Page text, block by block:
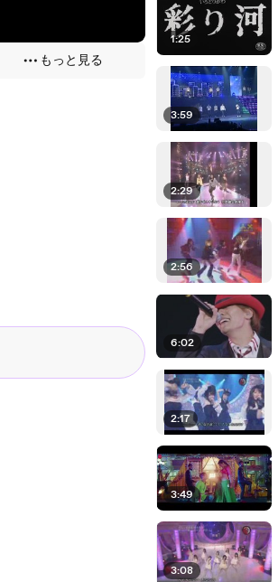
もっと見る
1:25
3:59
2:29
2:56
6:02
2:17
3:49
3:08